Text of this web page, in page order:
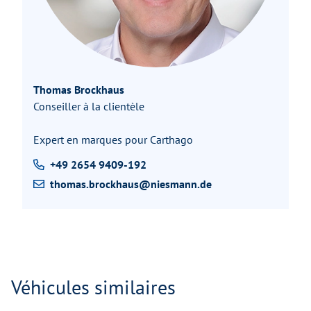
Thomas Brockhaus
Conseiller à la clientèle
Expert en marques pour Carthago
+49 2654 9409-192
thomas.brockhaus@niesmann.de
Véhicules similaires